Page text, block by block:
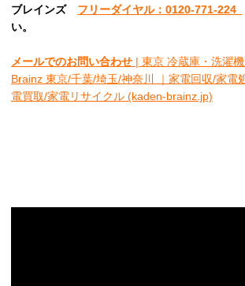
ブレインズ フリーダイヤル：0120-771-224
い。
メールでのお問い合わせ | 東京 冷蔵庫・洗濯
Brainz 東京/千葉/埼玉/神奈川 ｜家電回収/家電
電買取/家電リサイクル (kaden-brainz.jp)